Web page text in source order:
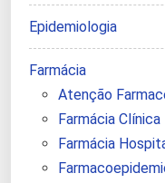
Epidemiologia
Farmácia
Atenção
Farmácia Clínica
Farmácia